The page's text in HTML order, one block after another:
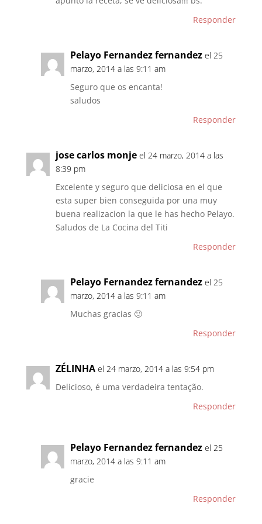
Responder
Pelayo Fernandez fernandez el 25
marzo, 2014 a las 9:11 am
Seguro que os encanta!
saludos
Responder
jose carlos monje el 24 marzo, 2014 a las
8:39 pm
Excelente y seguro que deliciosa en el que
esta super bien conseguida por una muy
buena realizacion la que le has hecho Pelayo.
Saludos de La Cocina del Titi
Responder
Pelayo Fernandez fernandez el 25
marzo, 2014 a las 9:11 am
Muchas gracias 🙂
Responder
ZÉLINHA el 24 marzo, 2014 a las 9:54 pm
Delicioso, é uma verdadeira tentação.
Responder
Pelayo Fernandez fernandez el 25
marzo, 2014 a las 9:11 am
gracie
Responder